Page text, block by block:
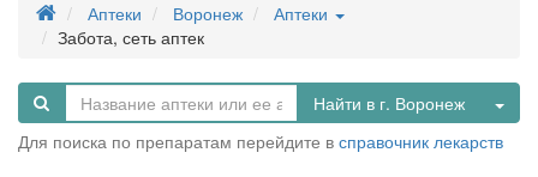
Аптеки Воронеж
Аптеки
Забота, сеть аптек
Найти в г. Воронеж
Для поиска по препаратам перейдите в справочник лекарств